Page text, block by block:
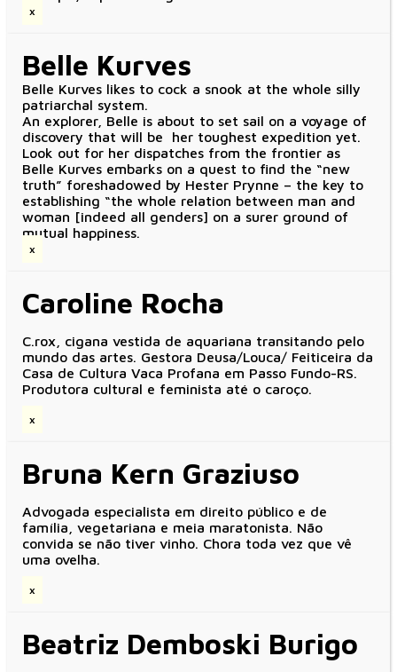
x
Belle Kurves
Belle Kurves likes to cock a snook at the whole silly
patriarchal system.
An explorer, Belle is about to set sail on a voyage of
discovery that will be her toughest expedition yet.
Look out for her dispatches from the frontier as
Belle Kurves embarks on a quest to find the “new
truth” foreshadowed by Hester Prynne – the key to
establishing “the whole relation between man and
woman [indeed all genders] on a surer ground of
mutual happiness.
x
Caroline Rocha
C.rox, cigana vestida de aquariana transitando pelo
mundo das artes. Gestora Deusa/Louca/ Feiticeira da
Casa de Cultura Vaca Profana em Passo Fundo-RS.
Produtora cultural e feminista até o caroço.
x
Bruna Kern Graziuso
Advogada especialista em direito público e de
família, vegetariana e meia maratonista. Não
convida se não tiver vinho. Chora toda vez que vê
uma ovelha.
x
Beatriz Demboski Burigo